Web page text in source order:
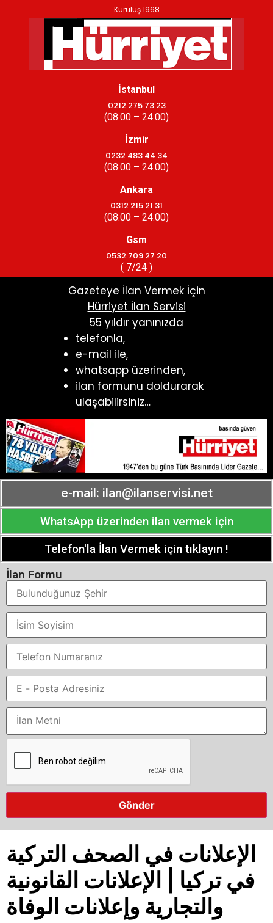
Kuruluş 1968
İstanbul
0212 275 73 23
(08.00 – 24.00)
İzmir
0232 483 44 34
(08.00 – 24.00)
Ankara
0312 215 21 31
(08.00 – 24.00)
Gsm
0532 709 27 20
( 7/24 )
Gazeteye İlan Vermek İçin
Hürriyet İlan Servisi
55 yıldır yanınızda
telefonla,
e-mail ile,
whatsapp üzerinden,
ilan formunu doldurarak
ulaşabilirsiniz…
e-mail: ilan@ilanservisi.net
WhatsApp üzerinden ilan vermek için
Telefon'la İlan Vermek için tıklayın !
İlan Formu
الإعلانات في الصحف التركية
في تركيا | الإعلانات القانونية
والتجارية وإعلانات الوفاة